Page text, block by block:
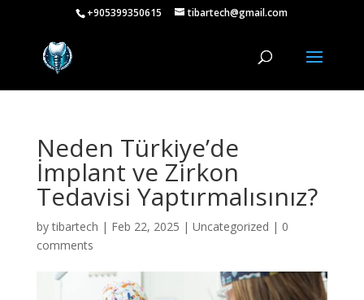
+905399350615 tibartech@gmail.com
Neden Türkiye’de
İmplant ve Zirkon
Tedavisi Yaptırmalısınız?
bytibartech | Feb 22, 2025 | Uncategorized | 0
comments